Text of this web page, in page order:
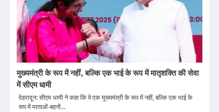
मुख्यमंत्री के रूप में नहीं, बल्कि एक भाई के रूप में मातृशक्ति की सेवा
में सीएम धामी
देहरादून: सीएम धामी ने कहा कि वे एक मुख्यमंत्री के रूप में नहीं, बल्कि एक भाई के
रूप में माताओं-बहनों…